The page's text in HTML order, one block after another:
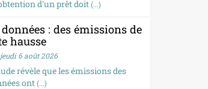
d'un prêt doit (...)
: des émissions de
hausse
6 août 2026
révèle que les émissions des
ont(...)